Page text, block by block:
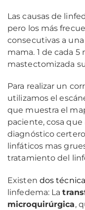
Las causas de
pero los más
consecutivas a
mama. 1 de cada 5
mastectomizada
Para realizar un
utilizamos el
que muestra el
paciente, cosa
diagnóstico certero
linfáticos mas
tratamiento del
Existen dos
linfedema: La
microquirúrgica,